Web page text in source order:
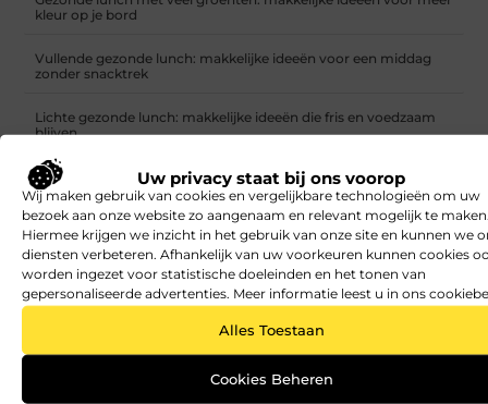
Uw privacy staat bij ons voorop
Wij maken gebruik van cookies en vergelijkbare technologieën om uw
bezoek aan onze website zo aangenaam en relevant mogelijk te
Hiermee krijgen we inzicht in het gebruik van onze site en kunnen we
diensten verbeteren. Afhankelijk van uw voorkeuren kunnen cookies
worden ingezet voor statistische doeleinden en het tonen van
gepersonaliseerde advertenties. Meer informatie leest u in ons
Alles Toestaan
Cookies Beheren
kleur op je bord
Vullende gezonde lunch: makkelijke ideeën voor een middag
zonder snacktrek
Lichte gezonde lunch: makkelijke ideeën die fris en voedzaam
blijven
Gezonde lunch voor afvallen: makkelijke ideeën die goed vullen
CATEGORIEËN
Aandoeningen en ziekten(7) Alternatief(3)
Apotheek(1) Beroepen(2) Fitness(7)
Geestelijke gezondheid(3) Geneeskunde(1)